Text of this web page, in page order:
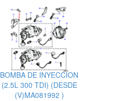
BOMBA DE INYECCION
(2.5L 300 TDI) (DESDE
(V)MA081992 )